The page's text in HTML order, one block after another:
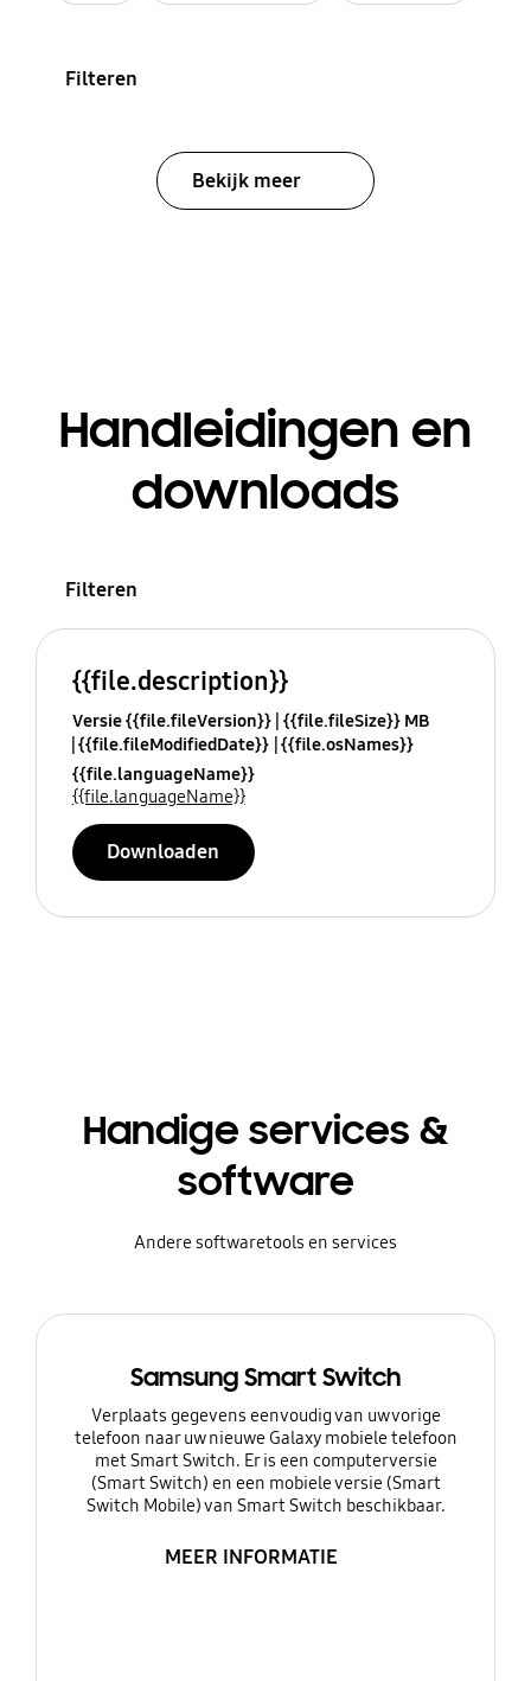
Filteren
Bekijk meer
Handleidingen en
downloads
Filteren
{{file.description}}
Versie {{file.fileVersion}} {{file.fileSize}} MB
{{file.fileModifiedDate}} {{file.osNames}}
{{file.languageName}}
{{file.languageName}}
Downloaden
Handige services &
software
Andere softwaretools en services
Samsung Smart Switch
Verplaats gegevens eenvoudig van uw vorige
telefoon naar uw nieuwe Galaxy mobiele telefoon
met Smart Switch. Er is een computerversie
(Smart Switch) en een mobiele versie (Smart
Switch Mobile) van Smart Switch beschikbaar.
MEER INFORMATIE